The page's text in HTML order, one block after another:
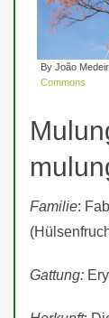
By João
Commons
Familie:
Gattung: